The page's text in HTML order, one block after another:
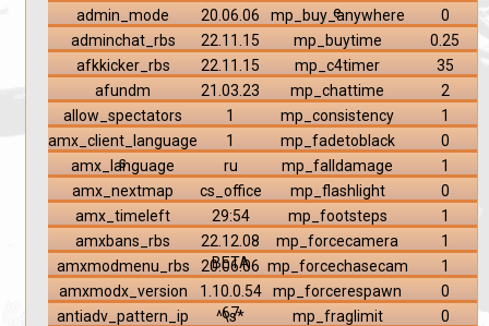
admin_mode
20.06.06
adminchat_rbs
22.11.15
afkkicker_rbs
22.11.15
afundm
21.03.23
allow_spectators
1
amx_client_language
s
1
amx_language
ru
amx_nextmap
cs_office
amx_timeleft
29:54
amxbans_rbs
22.12.08
BETA
amxmodmenu_rbs
20.06.06
amxmodx_version
1.10.0.54
67
antiadv_pattern_ip
^\s*
e
mp_buy_anywhere
0
mp_buytime
0.25
mp_c4timer
35
mp_chattime
2
mp_consistency
1
mp_fadetoblack
0
mp_falldamage
1
mp_flashlight
0
mp_footsteps
1
mp_forcecamera
1
mp_forcechasecam
1
mp_forcerespawn
0
mp_fraglimit
0